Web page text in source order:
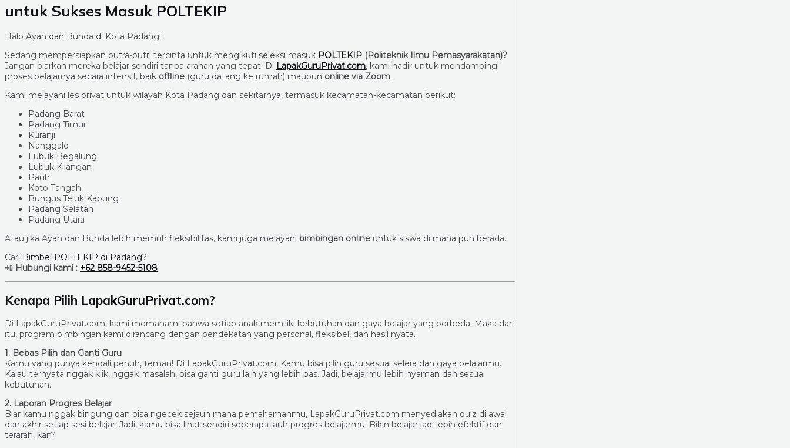
untuk Sukses Masuk POLTEKIP
Halo Ayah dan Bunda di Kota Padang!
Sedang mempersiapkan putra-putri tercinta untuk mengikuti seleksi masuk POLTEKIP (Politeknik Ilmu Pemasyarakatan)?
Jangan biarkan mereka belajar sendiri tanpa arahan yang tepat. Di LapakGuruPrivat.com, kami hadir untuk mendampingi
proses belajarnya secara intensif, baik offline (guru datang ke rumah) maupun online via Zoom.
Kami melayani les privat untuk wilayah Kota Padang dan sekitarnya, termasuk kecamatan-kecamatan berikut:
Padang Barat
Padang Timur
Kuranji
Nanggalo
Lubuk Begalung
Lubuk Kilangan
Pauh
Koto Tangah
Bungus Teluk Kabung
Padang Selatan
Padang Utara
Atau jika Ayah dan Bunda lebih memilih fleksibilitas, kami juga melayani bimbingan online untuk siswa di mana pun berada.
Cari Bimbel POLTEKIP di Padang?
📲 Hubungi kami : +62 858-9452-5108
Kenapa Pilih LapakGuruPrivat.com?
Di LapakGuruPrivat.com, kami memahami bahwa setiap anak memiliki kebutuhan dan gaya belajar yang berbeda. Maka dari
itu, program bimbingan kami dirancang dengan pendekatan yang personal, fleksibel, dan hasil nyata.
1. Bebas Pilih dan Ganti Guru
Kamu yang punya kendali penuh, teman! Di LapakGuruPrivat.com, Kamu bisa pilih guru sesuai selera dan gaya belajarmu.
Kalau ternyata nggak klik, nggak masalah, bisa ganti guru lain yang lebih pas. Jadi, belajarmu lebih nyaman dan sesuai
kebutuhan.
2. Laporan Progres Belajar
Biar kamu nggak bingung dan bisa ngecek sejauh mana pemahamanmu, LapakGuruPrivat.com menyediakan quiz di awal
dan akhir setiap sesi belajar. Jadi, kamu bisa lihat sendiri seberapa jauh progres belajarmu. Bikin belajar jadi lebih efektif dan
terarah, kan?